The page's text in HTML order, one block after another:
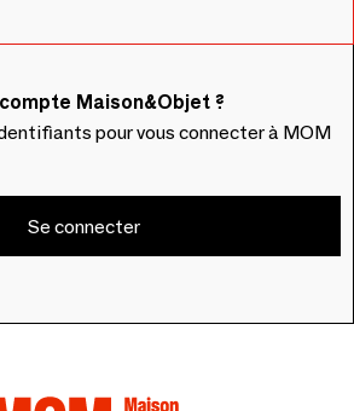
Maison&Objet ?
pour vous connecter à MOM
Se connecter